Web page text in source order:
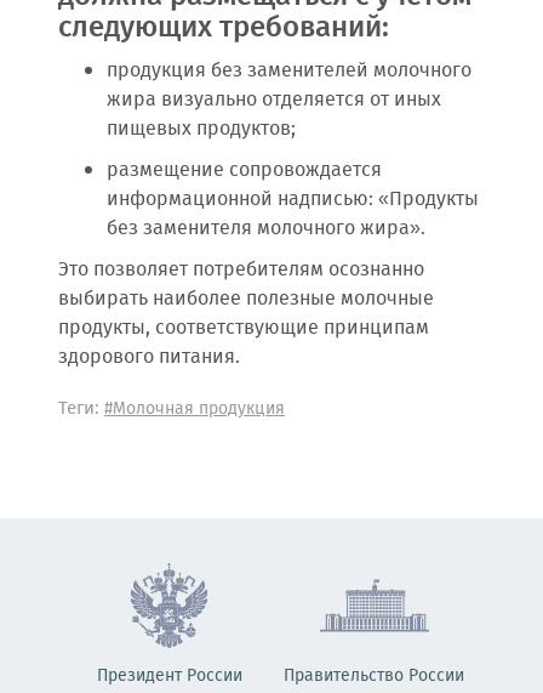
следующих требований:
продукция без заменителей молочного
жира визуально отделяется от иных
пищевых продуктов;
размещение сопровождается
информационной надписью: «Продукты
без заменителя молочного жира».
Это позволяет потребителям осознанно
выбирать наиболее полезные молочные
продукты, соответствующие принципам
здорового питания.
Теги: #Молочная продукция
Президент России Правительство России